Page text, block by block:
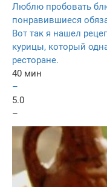
Люблю пробовать
понравившиеся
Вот так я нашел
курицы, который
ресторане.
40 мин
–
5.0
–